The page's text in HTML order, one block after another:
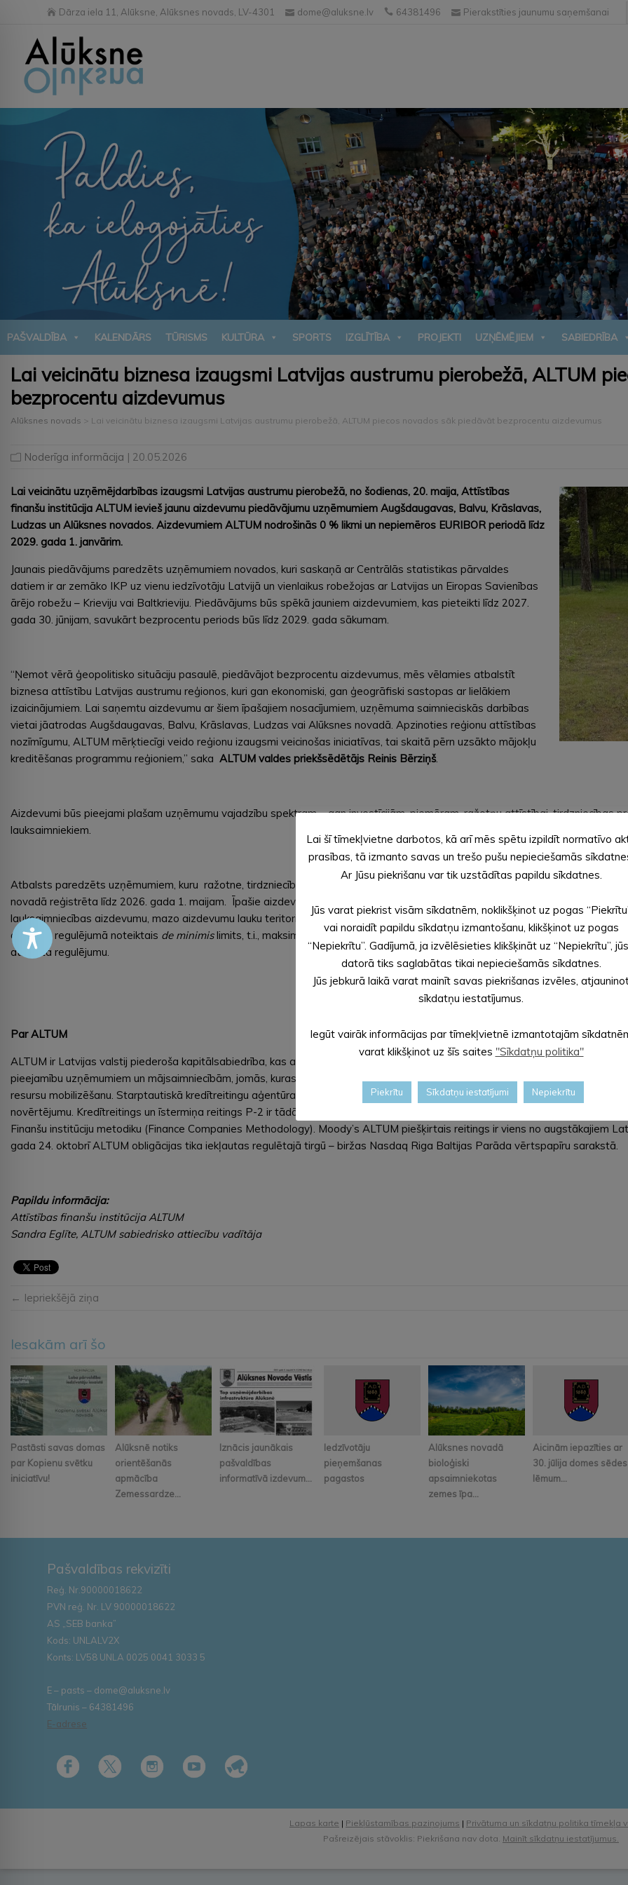
Dārza iela 11, Alūksne, Alūksnes novads, LV-4301 dome@aluksne.lv 64381496 Pierakstīties jaunumu saņemšanai
PAŠVALDĪBA KALENDĀRS TŪRISMS KULTŪRA SPORTS IZGLĪTĪBA PROJEKTI UZŅĒMĒJIEM SABIEDRĪBA
Lai veicinātu biznesa izaugsmi Latvijas austrumu pierobežā, ALTUM
bezprocentu aizdevumus
Alūksnes novads > Lai veicinātu biznesa izaugsmi Latvijas austrumu pierobežā, ALTUM piecos novados sāk piedāvāt bezprocentu aizdevumus
Noderīga informācija | 20.05.2026
Lai veicinātu uzņēmējdarbības izaugsmi Latvijas austrumu pierobežā, no šodienas, 20. maija, Attīstības
finanšu institūcija ALTUM ievieš jaunu aizdevumu piedāvājumu uzņēmumiem Augšdaugavas, Balvu, Krāslavas,
Ludzas un Alūksnes novados. Aizdevumiem ALTUM nodrošinās 0 % likmi un nepiemēros EURIBOR periodā līdz
2029. gada 1. janvārim.
Jaunais piedāvājums paredzēts uzņēmumiem novados, kuri saskaņā ar Centrālās statistikas pārvaldes
datiem ir ar zemāko IKP uz vienu iedzīvotāju Latvijā un vienlaikus robežojas ar Latvijas un Eiropas Savienības
ārējo robežu – Krieviju vai Baltkrieviju. Piedāvājums būs spēkā jauniem aizdevumiem, kas pieteikti līdz 2027.
gada 30. jūnijam, savukārt bezprocentu periods būs līdz 2029. gada sākumam.
“Ņemot vērā ģeopolitisko situāciju pasaulē, piedāvājot bezprocentu aizdevumus, mēs vēlamies atbalstīt
biznesa attīstību Latvijas austrumu reģionos, kuri gan ekonomiski, gan ģeogrāfiski sastopas ar lielākiem
izaicinājumiem. Lai saņemtu aizdevumu ar šiem īpašajiem nosacījumiem, uzņēmuma saimnieciskās darbības
vietai jāatrodas Augšdaugavas, Balvu, Krāslavas, Ludzas vai Alūksnes novadā. Apzinoties reģionu attīstības
nozīmīgumu, ALTUM mērķtiecīgi veido reģionu izaugsmi veicinošas iniciatīvas, tai skaitā pērn uzsākto mājokļu
kreditēšanas programmu reģioniem,” saka ALTUM valdes priekšsēdētājs Reinis Bērziņš.
Aizdevumi būs pieejami plašam uzņēmumu vajadzību spektram – gan investīcijām, piemēram, ražotņu attīstībai, tirdzniecības
lauksaimniekiem.
Atbalsts paredzēts uzņēmumiem, kuru ražotne, tirdzniecības vieta vai lauksaimniecības zeme atrodas šajos novados,
novadā reģistrēta līdz 2026. gada 1. maijam. Īpašie aizdevuma nosacījumi tiks piemēroti ALTUM mikro aizdevumu, starta
lauksaimniecības aizdevumu, mazo aizdevumu lauku teritorijās un lauksaimnieku apgrozāmo līdzekļu aizdevumu programmās.
atbalsta regulējumā noteiktais de minimislimits, t.i., maksimālais valsts atbalsta apmērs, ko viens uzņēmums drīkst saņemt
atbalsta regulējumu.
Par ALTUM
ALTUM ir Latvijas valstij piederoša kapitālsabiedrība, kas ar atbalsta finanšu instrumentiem – aizdevumiem, garantijām un
pieejamību uzņēmumiem un mājsaimniecībām, jomās, kuras valsts izvirzījusi kā atbalstāmas un svarīgas, tādejādi veicinot
resursu mobilizēšanu. Starptautiskā kredītreitingu aģentūra Moody’s Ratings (“Moody’s”) 2025.gada 28.janvārī apstiprināja
novērtējumu. Kredītreitings un īstermiņa reitings P-2 ir tādā pat līmenī, kāds tika apstiprināts 2024.gada 2.februārī.
Finanšu institūciju metodiku (Finance Companies Methodology). Moody’s ALTUM piešķirtais reitings ir viens no augstākajiem
gada 24. oktobrī ALTUM obligācijas tika iekļautas regulētajā tirgū – biržas Nasdaq Riga Baltijas Parāda vērtspapīru sarakstā.
Papildu informācija:
Attīstības finanšu institūcija ALTUM
Sandra Eglīte, ALTUM sabiedrisko attiecību vadītāja
← Iepriekšējā ziņa
Iesakām arī šo
Pastāsti savas domas
par Kopienu svētku
iniciatīvu!
Alūksnē notiks
orientēšanās
apmācība
Zemessardze...
Iznācis jaunākais
pašvaldības
informatīvā izdevum...
Iedzīvotāju
pieņemšanas
pagastos
Alūksnes novadā
bioloģiski
apsaimniekotas
zemes īpa...
Aicinām iepazīties ar
30. jūlija domes sēdes
lēmum...
Pašvaldības rekvizīti
Reģ. Nr.90000018622
PVN reģ. Nr. LV 90000018622
AS „SEB banka”
Kods: UNLALV2X
Konts: LV58 UNLA 0025 0041 3033 5
E – pasts – dome@aluksne.lv
Tālrunis – 64381496
E-adrese
Lapas karte | Piekļūstamības paziņojums | Privātuma un sīkdatņu politika tīmekļa
Pašreizējais stāvoklis: Piekrišana nav dota. Mainīt sīkdatņu iestatījumus.
Lai šī tīmekļvietne darbotos, kā arī mēs spētu izpildīt normatīvo
prasības, tā izmanto savas un trešo pušu nepieciešamās
Ar Jūsu piekrišanu var tik uzstādītas papildu sīkdatnes.
Jūs varat piekrist visām sīkdatnēm, noklikšķinot uz pogas
vai noraidīt papildu sīkdatņu izmantošanu, klikšķinot uz pogas
“Nepiekrītu”. Gadījumā, ja izvēlēsieties klikšķināt uz “Nepiekrītu”,
datorā tiks saglabātas tikai nepieciešamās sīkdatnes.
Jūs jebkurā laikā varat mainīt savas piekrišanas izvēles,
sīkdatņu iestatījumus.
Iegūt vairāk informācijas par tīmekļvietnē izmantotajām
varat klikšķinot uz šīs saites "Sīkdatņu politika"
Piekrītu Sīkdatņu iestatījumi Nepiekrītu